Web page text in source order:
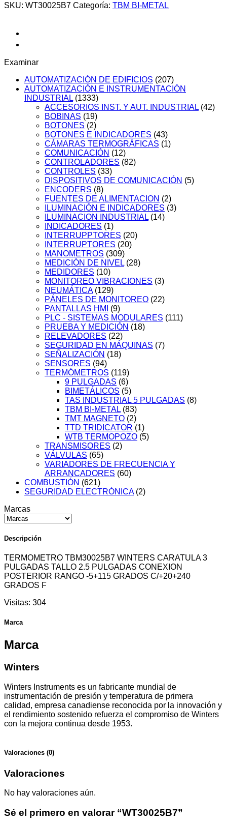
SKU: WT30025B7 Categoría: TBM BI-METAL
Examinar
AUTOMATIZACIÓN DE EDIFICIOS (207)
AUTOMATIZACIÓN E INSTRUMENTACIÓN
INDUSTRIAL (1333)
ACCESORIOS INST. Y AUT. INDUSTRIAL (42)
BOBINAS (19)
BOTONES (2)
BOTONES E INDICADORES (43)
CÁMARAS TERMOGRÁFICAS (1)
COMUNICACIÓN (12)
CONTROLADORES (82)
CONTROLES (33)
DISPOSITIVOS DE COMUNICACIÓN (5)
ENCODERS (8)
FUENTES DE ALIMENTACION (2)
ILUMINACIÓN E INDICADORES (3)
ILUMINACION INDUSTRIAL (14)
INDICADORES (1)
INTERRUPPTORES (20)
INTERRUPTORES (20)
MANOMETROS (309)
MEDICIÓN DE NIVEL (28)
MEDIDORES (10)
MONITOREO VIBRACIONES (3)
NEUMÁTICA (129)
PÁNELES DE MONITOREO (22)
PANTALLAS HMI
(9)
PLC - SISTEMAS MODULARES (111)
PRUEBA Y MEDICIÓN (18)
RELEVADORES (22)
SEGURIDAD EN MÁQUINAS (7)
SEÑALIZACIÓN (18)
SENSORES (94)
TERMÓMETROS (119)
9 PULGADAS (6)
BIMETÁLICOS (5)
TAS INDUSTRIAL 5 PULGADAS (8)
TBM BI-METAL (83)
TMT MAGNETO (2)
TTD TRIDICATOR (1)
WTB TERMOPOZO (5)
TRANSMISORES (2)
VÁLVULAS (65)
VARIADORES DE FRECUENCIA Y
ARRANCADORES (60)
COMBUSTIÓN (621)
SEGURIDAD ELECTRÓNICA (2)
Marcas
Descripción
TERMOMETRO TBM30025B7 WINTERS CARATULA 3
PULGADAS TALLO 2.5 PULGADAS CONEXION
POSTERIOR RANGO -5+115 GRADOS C/+20+240
GRADOS F
Visitas: 304
Marca
Marca
Winters
Winters Instruments es un fabricante mundial de
instrumentación de presión y temperatura de primera
calidad, empresa canadiense reconocida por la innovación y
el rendimiento sostenido refuerza el compromiso de Winters
con la mejora continua desde 1953.
Valoraciones (0)
Valoraciones
No hay valoraciones aún.
Sé el primero en valorar “WT30025B7”